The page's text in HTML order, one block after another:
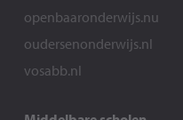
openbaaronderwijs.nu
oudersenonderwijs.nl
vosabb.nl